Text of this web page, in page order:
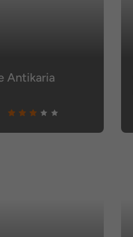
Antikaria